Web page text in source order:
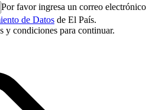
Por favor ingresa un correo electrónico
de Datos de El País.
y condiciones para continuar.